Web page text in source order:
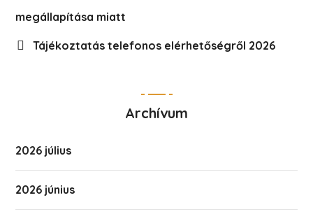
megállapítása miatt
Tájékoztatás telefonos elérhetőségről 2026
Archívum
2026 július
2026 június